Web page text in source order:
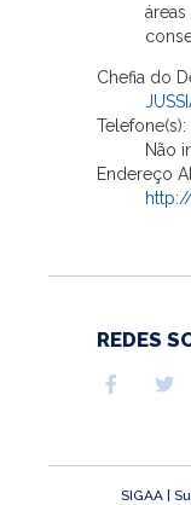
Chefia do
Telefone(s):
Não
Endereço
REDES
SIGAA |